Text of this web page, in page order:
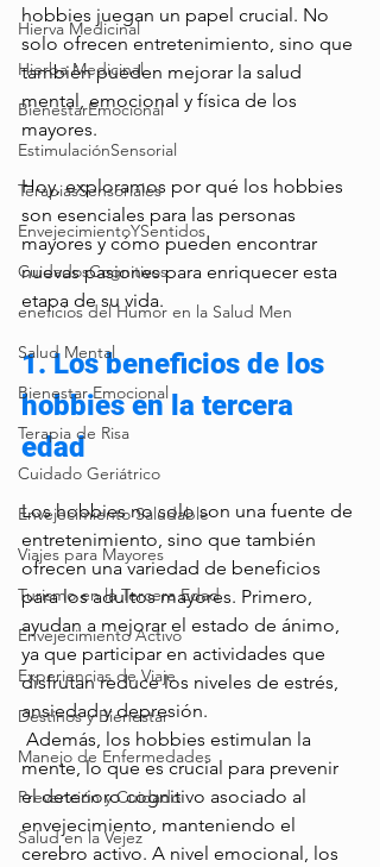
Hierva Medicinal
Hierba Medicinal
BienestarEmocional
EstimulaciónSensorial
TerapiasSensoriales
EnvejecimientoYSentidos
CuidadosCognitivos
eneficios del Humor en la Salud Men
Salud Mental
Bienestar Emocional
Terapia de Risa
Cuidado Geriátrico
Envejecimiento Saludable
Viajes para Mayores
Turismo en la Tercera Edad
Envejecimiento Activo
Experiencias de Viaje
Destinos y Bienestar
Manejo de Enfermedades
Prevención y Cuidado
Salud en la Vejez
hobbies juegan un papel crucial. No
solo ofrecen entretenimiento, sino que
también pueden mejorar la salud
mental, emocional y física de los
mayores.
Hoy, exploramos por qué los hobbies
son esenciales para las personas
mayores y cómo pueden encontrar
nuevas pasiones para enriquecer esta
etapa de su vida.
1. Los beneficios de los
hobbies en la tercera
edad
Los hobbies no solo son una fuente de
entretenimiento, sino que también
ofrecen una variedad de beneficios
para los adultos mayores. Primero,
ayudan a mejorar el estado de ánimo,
ya que participar en actividades que
disfrutan reduce los niveles de estrés,
ansiedad y depresión.
mente, lo que es crucial para prevenir
el deterioro cognitivo asociado al
envejecimiento, manteniendo el
cerebro activo. A nivel emocional, los